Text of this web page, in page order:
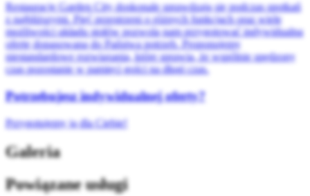
Restauracje Garden City doskonale sprawdzają się podczas spotkań
z najbliższymi. Pięć przestrzeni o różnych funkcjach oraz wiele
możliwości układu stołów pozwolą nam przygotować indywidualną
ofertę dopasowaną do Państwa potrzeb. Proponujemy
niestandardowe rozwiązania, które sprawią, że wspólnie spędzony
czas pozostanie w pamięci gości na długi czas.
Potrzebujesz indywidualnej oferty?
Przygotujemy ją dla Ciebie!
Galeria
Powiązane usługi